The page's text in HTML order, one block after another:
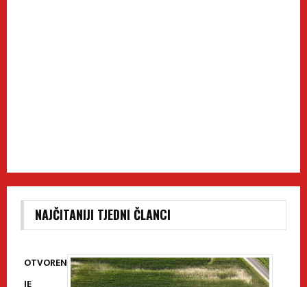
NAJČITANIJI TJEDNI ČLANCI
OTVOREN